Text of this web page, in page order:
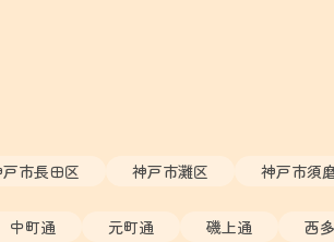
市長田区 神戸市灘区 神戸市須
中町通 元町通 磯上通 西